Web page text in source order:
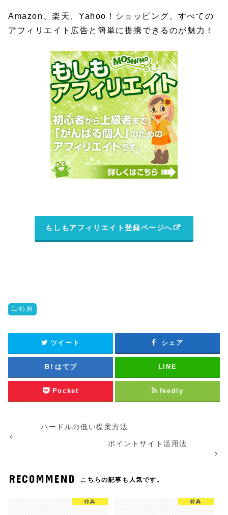
Amazon、楽天、Yahoo！ショッピング、すべての
アフィリエイト広告と簡単に提携できるのが魅力！
もしもアフィリエイト登録ページへ
特典
ツイート シェア
はてブ LINE
Pocket feedly
ハードルの低い提案方法
ポイントサイト活用法
RECOMMEND こちらの記事も人気です。
特典 特典